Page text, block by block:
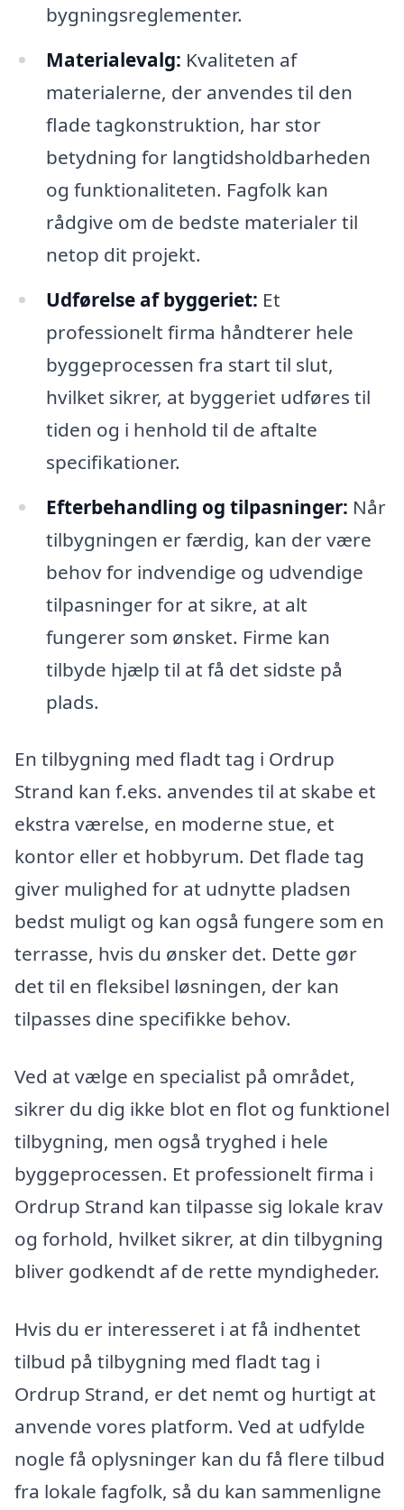
bygningsreglementer.
Materialevalg: Kvaliteten af
materialerne, der anvendes til den
flade tagkonstruktion, har stor
betydning for langtidsholdbarheden
og funktionaliteten. Fagfolk kan
rådgive om de bedste materialer til
netop dit projekt.
Udførelse af byggeriet: Et
professionelt firma håndterer hele
byggeprocessen fra start til slut,
hvilket sikrer, at byggeriet udføres til
tiden og i henhold til de aftalte
specifikationer.
Efterbehandling og tilpasninger: Når
tilbygningen er færdig, kan der være
behov for indvendige og udvendige
tilpasninger for at sikre, at alt
fungerer som ønsket. Firme kan
tilbyde hjælp til at få det sidste på
plads.
En tilbygning med fladt tag i Ordrup
Strand kan f.eks. anvendes til at skabe et
ekstra værelse, en moderne stue, et
kontor eller et hobbyrum. Det flade tag
giver mulighed for at udnytte pladsen
bedst muligt og kan også fungere som en
terrasse, hvis du ønsker det. Dette gør
det til en fleksibel løsningen, der kan
tilpasses dine specifikke behov.
Ved at vælge en specialist på området,
sikrer du dig ikke blot en flot og funktionel
tilbygning, men også tryghed i hele
byggeprocessen. Et professionelt firma i
Ordrup Strand kan tilpasse sig lokale krav
og forhold, hvilket sikrer, at din tilbygning
bliver godkendt af de rette myndigheder.
Hvis du er interesseret i at få indhentet
tilbud på tilbygning med fladt tag i
Ordrup Strand, er det nemt og hurtigt at
anvende vores platform. Ved at udfylde
nogle få oplysninger kan du få flere tilbud
fra lokale fagfolk, så du kan sammenligne